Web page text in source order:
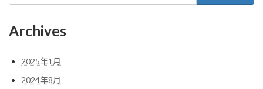
Archives
2025年1月
2024年8月